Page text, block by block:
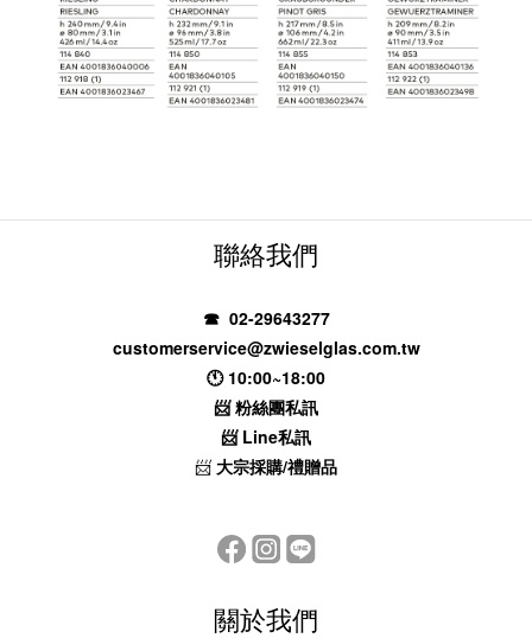
聯絡我們
☎ 02-29643277
customerservice@zwieselglas.com.tw
🕚 10:00~18:00
📨粉絲團私訊
📨 Line私訊
📨 大宗採購/禮贈品
關於我們